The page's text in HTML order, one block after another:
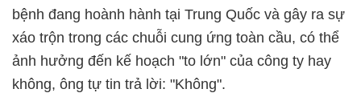
bệnh đang hoành hành tại Trung Quốc và gây ra sự
xáo trộn trong các chuỗi cung ứng toàn cầu, có thể
ảnh hưởng đến kế hoạch "to lớn" của công ty hay
không, ông tự tin trả lời: "Không".